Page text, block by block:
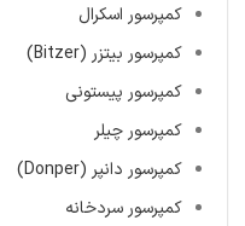
کمپرسور اسکرال
کمپرسور بیتزر (Bitzer)
کمپرسور پیستونی
کمپرسور چیلر
کمپرسور دانپر (Donper)
کمپرسور سردخانه